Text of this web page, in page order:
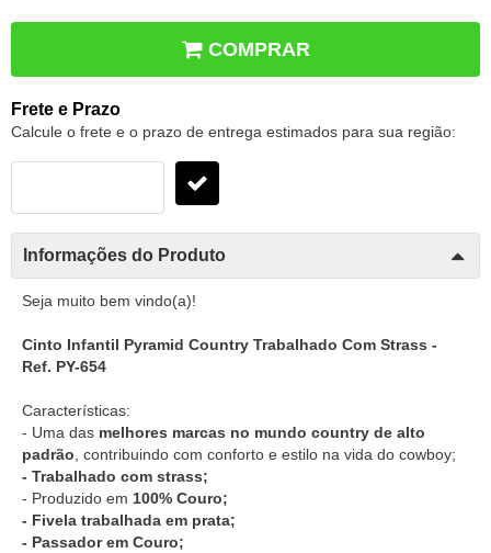
COMPRAR
Frete e Prazo
Calcule o frete e o prazo de entrega estimados para sua região:
Informações do Produto
Seja muito bem vindo(a)!
Cinto Infantil Pyramid Country Trabalhado Com Strass -
Ref. PY-654
Características:
- Uma das melhores marcas no mundo country de alto
padrão , contribuindo com conforto e estilo na vida do cowboy;
- Trabalhado com strass;
- Produzido em 100% Couro;
- Fivela trabalhada em prata;
- Passador em Couro;